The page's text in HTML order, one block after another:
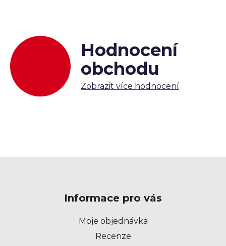
y
v
ý
p
i
Hodnocení
obchodu
Zobrazit více hodnocení
Informace pro vás
Moje objednávka
Recenze